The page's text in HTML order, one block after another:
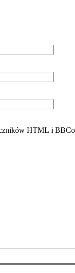
HTML i